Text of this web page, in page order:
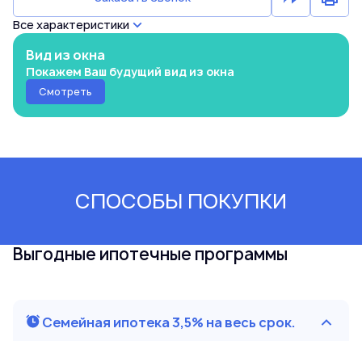
Все характеристики
Вид из окна
Покажем Ваш будущий вид из окна
Смотреть
СПОСОБЫ ПОКУПКИ
Выгодные ипотечные программы
Семейная ипотека 3,5% на весь срок.